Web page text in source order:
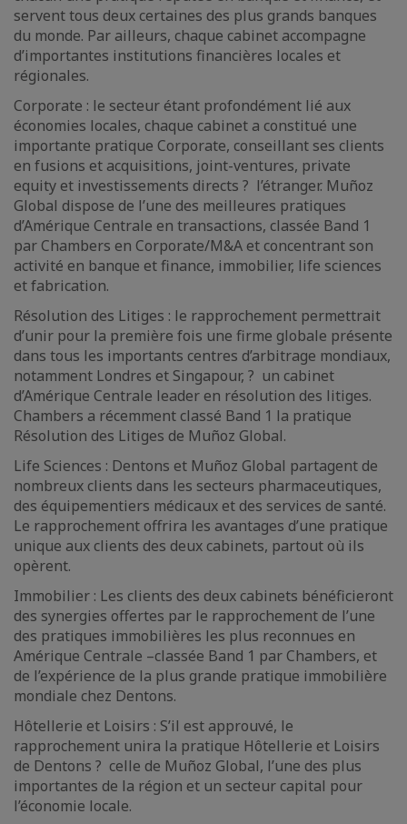
servent tous deux certaines des plus grands banques
du monde. Par ailleurs, chaque cabinet accompagne
d’importantes institutions financières locales et
régionales.
Corporate : le secteur étant profondément lié aux
économies locales, chaque cabinet a constitué une
importante pratique Corporate, conseillant ses clients
en fusions et acquisitions, joint-ventures, private
equity et investissements directs ? l’étranger. Muñoz
Global dispose de l’une des meilleures pratiques
d’Amérique Centrale en transactions, classée Band 1
par Chambers en Corporate/M&A et concentrant son
activité en banque et finance, immobilier, life sciences
et fabrication.
Résolution des Litiges : le rapprochement permettrait
d’unir pour la première fois une firme globale présente
dans tous les importants centres d’arbitrage mondiaux,
notamment Londres et Singapour, ? un cabinet
d’Amérique Centrale leader en résolution des litiges.
Chambers a récemment classé Band 1 la pratique
Résolution des Litiges de Muñoz Global.
Life Sciences : Dentons et Muñoz Global partagent de
nombreux clients dans les secteurs pharmaceutiques,
des équipementiers médicaux et des services de santé.
Le rapprochement offrira les avantages d’une pratique
unique aux clients des deux cabinets, partout où ils
opèrent.
Immobilier : Les clients des deux cabinets bénéficieront
des synergies offertes par le rapprochement de l’une
des pratiques immobilières les plus reconnues en
Amérique Centrale –classée Band 1 par Chambers, et
de l’expérience de la plus grande pratique immobilière
mondiale chez Dentons.
Hôtellerie et Loisirs : S’il est approuvé, le
rapprochement unira la pratique Hôtellerie et Loisirs
de Dentons ? celle de Muñoz Global, l’une des plus
importantes de la région et un secteur capital pour
l’économie locale.